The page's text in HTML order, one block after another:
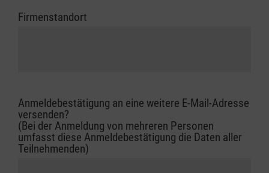
Firmenstandort
Anmeldebestätigung an eine weitere E-Mail-Adresse
versenden?
(Bei der Anmeldung von mehreren Personen
umfasst diese Anmeldebestätigung die Daten aller
Teilnehmenden)